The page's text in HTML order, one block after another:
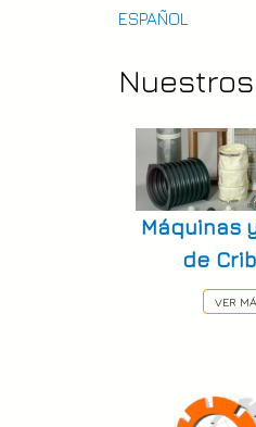
ESPAÑOL
Máquinas
de
VER